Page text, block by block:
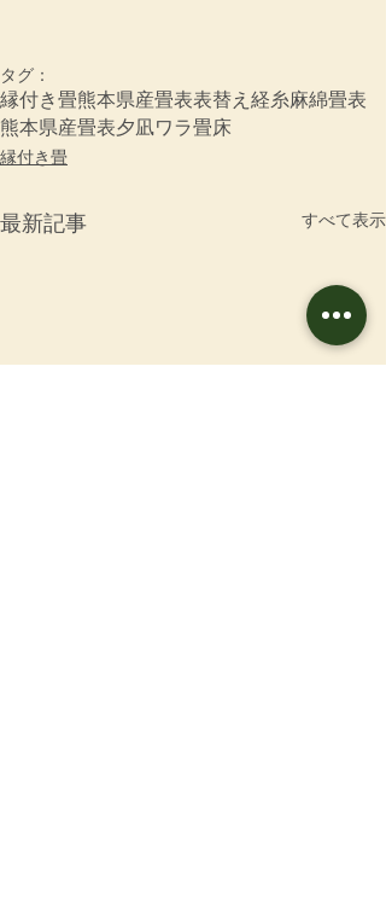
タグ：
縁付き畳熊本県産畳表表替え経糸麻綿畳表
熊本県産畳表夕凪ワラ畳床
縁付き畳
最新記事 すべて表示